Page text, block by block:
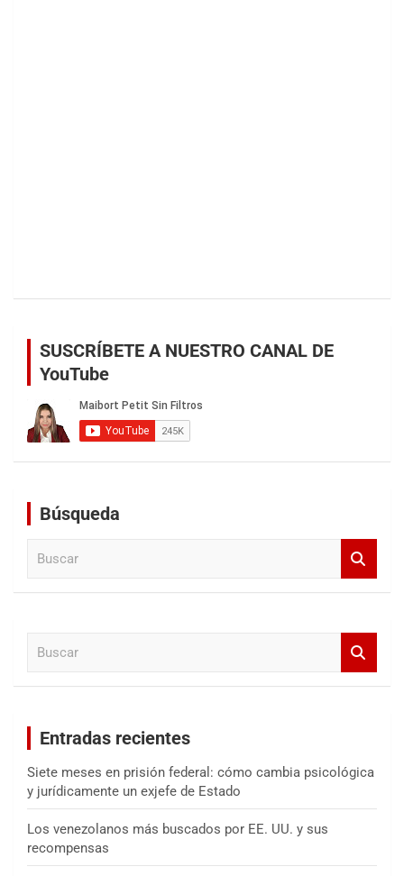
SUSCRÍBETE A NUESTRO CANAL DE
YouTube
Búsqueda
Entradas recientes
Siete meses en prisión federal: cómo cambia psicológica
y jurídicamente un exjefe de Estado
Los venezolanos más buscados por EE. UU. y sus
recompensas